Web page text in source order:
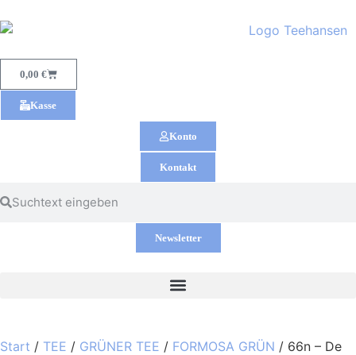
0,00 €
Kasse
Konto
Kontakt
Newsletter
Start / TEE / GRÜNER TEE / FORMOSA GRÜN / 66n – De